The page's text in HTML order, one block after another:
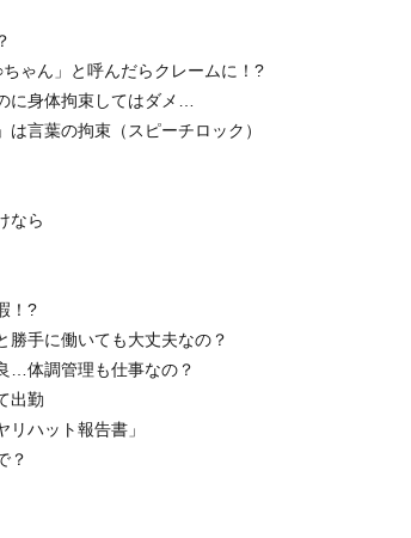
ゃん」と呼んだらクレームに！?
身体拘束してはダメ…
言葉の拘束（スピーチロック）
なら
！?
手に働いても大丈夫なの？
…体調管理も仕事なの？
出勤
ハット報告書」
？